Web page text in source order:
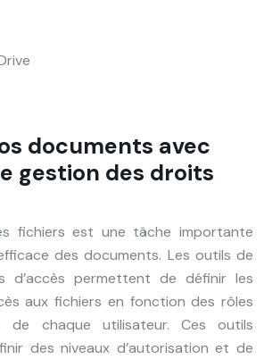
documents avec
gestion des droits
fichiers est une tâche importante
des documents. Les outils de
d’accès permettent de définir les
aux fichiers en fonction des rôles
de chaque utilisateur. Ces outils
des niveaux d’autorisation et de